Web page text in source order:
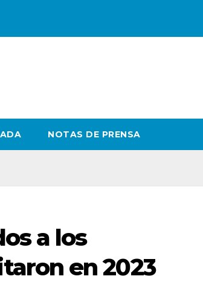
NOTAS DE PRENSA
a los
en 2023